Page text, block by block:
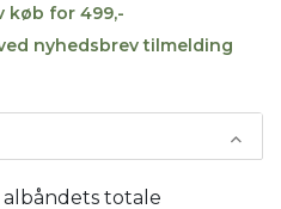
køb for 499,-
nyhedsbrev tilmelding
totale